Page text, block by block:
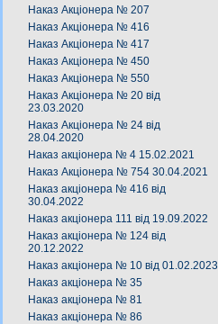
Наказ Акціонера № 207
Наказ Акціонера № 416
Наказ Акціонера № 417
Наказ Акціонера № 450
Наказ Акціонера № 550
Наказ Акціонера № 20 від
23.03.2020
Наказ Акціонера № 24 від
28.04.2020
Наказ акціонера № 4 15.02.2021
Наказ Акціонера № 754 30.04.2021
Наказ акціонера № 416 від
30.04.2022
Наказ акціонера 111 від 19.09.2022
Наказ акціонера № 124 від
20.12.2022
Наказ акціонера № 10 від 01.02.2023
Наказ акціонера № 35
Наказ акціонера № 81
Наказ акціонера № 86